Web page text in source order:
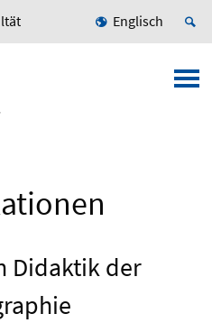
Englisch
Didaktik der